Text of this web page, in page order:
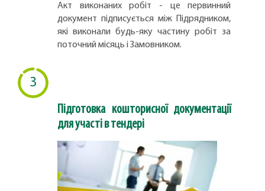
Акт виконаних робіт - це первинний
документ підписується між Підрядником,
які виконали будь-яку частину робіт за
поточний місяць і Замовником.
3
Підготовка кошторисної документації
для участі в тендері